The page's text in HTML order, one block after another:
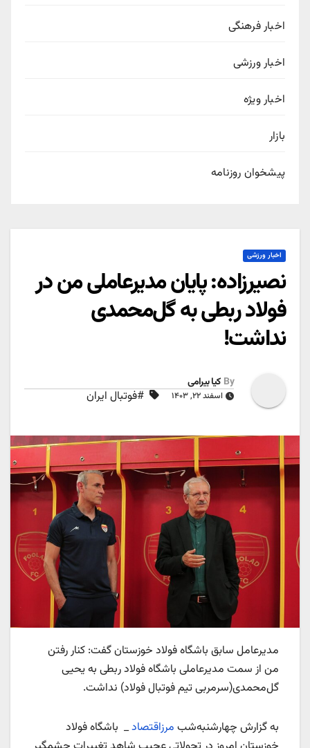
اخبار فرهنگی
اخبار ورزشی
اخبار ویژه
بازار
پیشخوان روزنامه
اخبار ورزشی
نصیرزاده: پایان مدیرعاملی‌ من در
فولاد ربطی به گل‌محمدی
نداشت!
By کیا بیرامی
اسفند ۲۲, ۱۴۰۳ #فوتبال ایران
مدیرعامل سابق باشگاه فولاد خوزستان گفت: کنار رفتن
من از سمت مدیرعاملی باشگاه فولاد ربطی به یحیی
گل‌محمدی(سرمربی تیم فوتبال فولاد) نداشت.
به گزارش چهارشنبه‌شب مرزاقتصاد_ باشگاه فولاد